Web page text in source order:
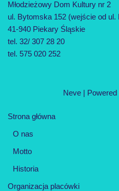
Młodzieżowy Dom Kultury nr 2
ul. Bytomska 152 (wejście od ul.
41-940 Piekary Śląskie
tel. 32/ 307 28 20
tel. 575 020 252
Neve| Powered
Strona główna
O nas
Motto
Historia
Organizacja placówki